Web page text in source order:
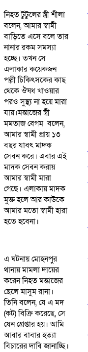
নিহত টুটুলের স্ত্রী শীলা
বলেন, আমার স্বামী
বাড়িতে এসে বলে তার
নানার রকম সমস্যা
হচ্ছে। তখন সে
এলাকার কয়েকজন
পল্লী চিকিৎসকের কাছ
থেকে ঔষধ খাওয়ার
পরও সুস্থ্য না হয়ে মারা
যায়।মন্তাজের স্ত্রী
মমতাজ বেগম বলেন,
আমার স্বামী প্রায় ১৩
বছর যাবৎ মাদক
সেবন করে। এবার এই
মাদক সেবন করায়
আমার স্বামী মারা
গেছে। এলাকায় মাদক
মুক্ত হলে আর কাউকে
আমার মতো স্বামী হারা
হতে হবেনা।
এ ঘটনায় মোহনপুর
থানায় মামলা দায়ের
করেন নিহত মন্তাজের
ছেলে মাসুম রানা।
তিনি বলেন, যে এ মদ
(কট) বিক্রি করেছে, সে
যেন গ্রেপ্তার হয়। আমি
আবার বাবার হত্যা
বিচারের দাবি জানাচ্ছি।